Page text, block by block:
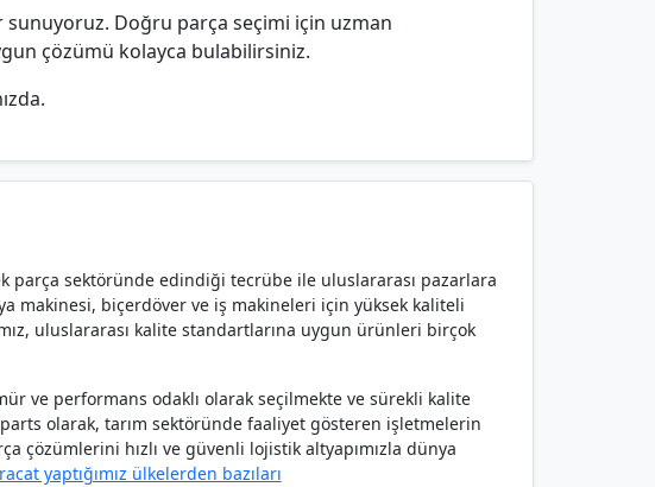
sunuyoruz. Doğru parça seçimi için uzman
çözümü kolayca bulabilirsiniz.
parça sektöründe edindiği tecrübe ile uluslararası pazarlara
makinesi, biçerdöver ve iş makineleri için yüksek kaliteli
uluslararası kalite standartlarına uygun ürünleri birçok
ve performans odaklı olarak seçilmekte ve sürekli kalite
olarak, tarım sektöründe faaliyet gösteren işletmelerin
çözümlerini hızlı ve güvenli lojistik altyapımızla dünya
yaptığımız ülkelerden bazıları